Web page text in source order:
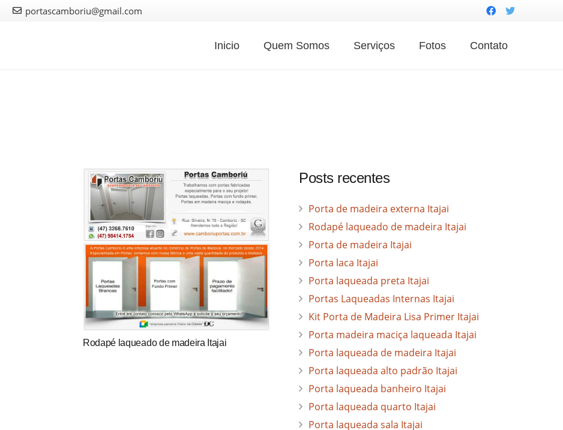
portascamboriu@gmail.com
Inicio Quem Somos Serviços Fotos Contato
Rodapé laqueado de madeira Itajai
Posts recentes
Porta de madeira externa Itajai
Rodapé laqueado de madeira Itajai
Porta de madeira Itajai
Porta laca Itajai
Porta laqueada preta Itajai
Portas Laqueadas Internas Itajai
Kit Porta de Madeira Lisa Primer Itajai
Porta madeira maciça laqueada Itajai
Porta laqueada de madeira Itajai
Porta laqueada alto padrão Itajai
Porta laqueada banheiro Itajai
Porta laqueada quarto Itajai
Porta laqueada sala Itajai